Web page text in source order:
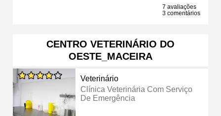
7 avaliações
3 comentários
CENTRO VETERINÁRIO DO
OESTE_MACEIRA
Veterinário
Clínica Veterinária Com Serviço
De Emergência